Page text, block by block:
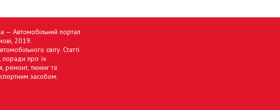
— Автомобільний портал
2019.
світу. Статті
поради про їх
ремонт, тюнінг та
засобом.